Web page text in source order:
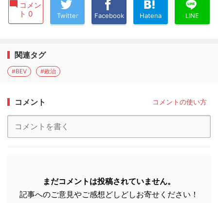
コメン
ト 0
Twitter Facebook Hatena LINE
関連タグ
#BEV #政治
コメント コメントの使い方
まだコメントは投稿されていません。
記事へのご意見やご感想どしどしお寄せください！